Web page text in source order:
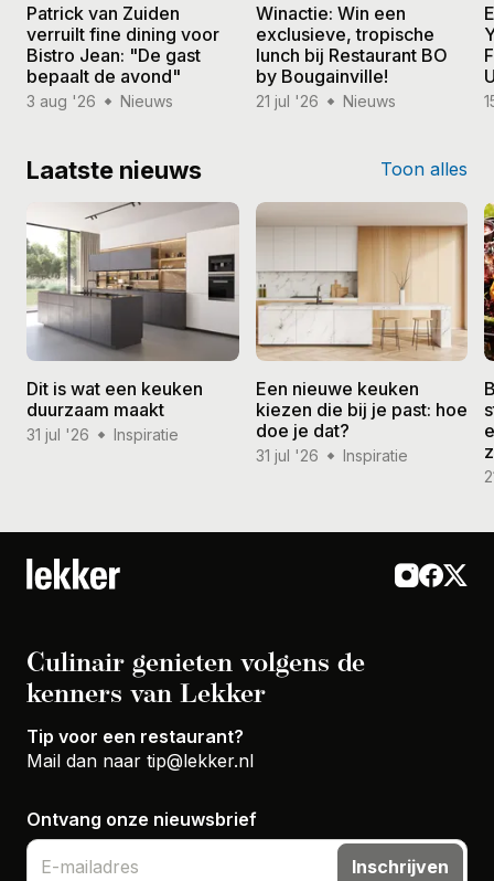
Patrick van Zuiden
verruilt fine dining voor
Bistro Jean: "De gast
bepaalt de avond"
3 aug '26 Nieuws
Winactie: Win een
exclusieve, tropische
lunch bij Restaurant BO
by Bougainville!
21 jul '26 Nieuws
Laatste nieuws Toon alles
Dit is wat een keuken
duurzaam maakt
31 jul '26 Inspiratie
Een nieuwe keuken
kiezen die bij je past: hoe
doe je dat?
31 jul '26 Inspiratie
Culinair genieten volgens de
kenners van Lekker
Tip voor een restaurant?
Mail dan naar tip@lekker.nl
Ontvang onze nieuwsbrief
Inschrijven